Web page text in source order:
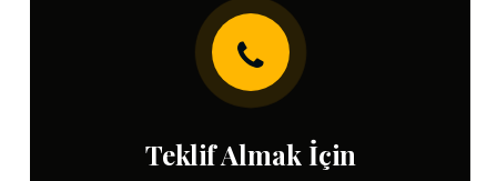
Teklif Almak İçin